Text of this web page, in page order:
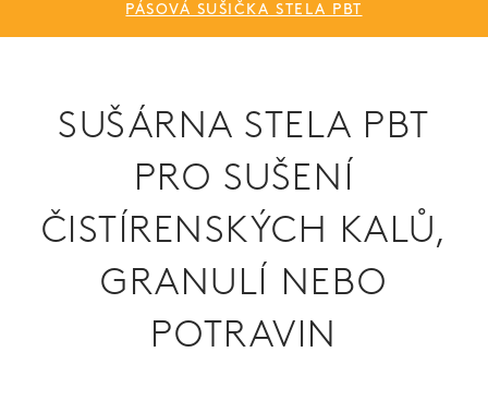
PÁSOVÁ SUŠIČKA STELA PBT
SUŠÁRNA STELA PBT
PRO SUŠENÍ
ČISTÍRENSKÝCH KALŮ,
GRANULÍ NEBO
POTRAVIN